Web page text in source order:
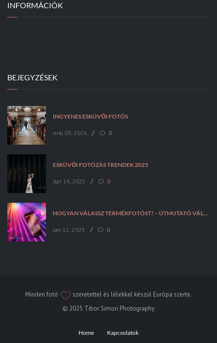
INFORMÁCIÓK
BEJEGYZÉSEK
INGYENES ESKÜVŐI FOTÓS
máj 03, 2026 / 0
ESKÜVŐI FOTÓZÁS TRENDEK 2025
ápr 19, 2025 / 0
HOGYAN VÁLASSZ TERMÉKFOTÓST? – ÚTMUTATÓ VÁLLALKOZÁSOKNAK
jan 12, 2025 / 0
Minden fotó
szeretettel és lélekkel készül Európa szerte.
© 2025 Tibor Simon Photography
Home Kapcsolatok